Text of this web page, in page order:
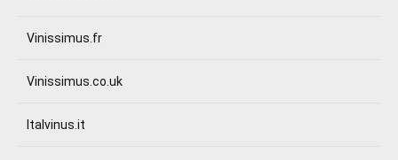
Vinissimus.fr
Vinissimus.co.uk
Italvinus.it